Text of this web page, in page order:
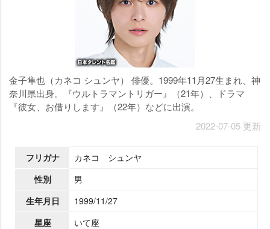
金子隼也（カネコ シュンヤ） 俳優。1999年11月27生まれ、神
奈川県出身。『ウルトラマントリガー』（21年）、ドラマ
『彼女、お借りします』（22年）などに出演。
2022-07-05 更新
フリガナ
カネコ シュンヤ
性別
男
生年月日
1999/11/27
星座
いて座